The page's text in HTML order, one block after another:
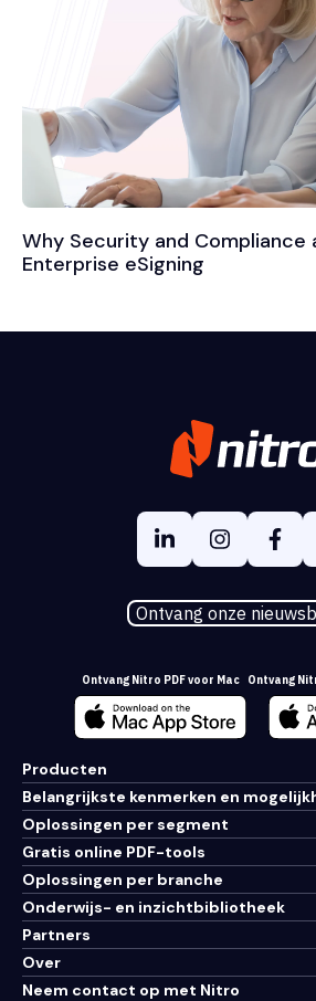
Why Security and Compliance
Enterprise eSigning
Ontvang onze
Ontvang Nitro PDF voor Mac Ontvang
Producten
Belangrijkste kenmerken en
Oplossingen per segment
Gratis online PDF-tools
Oplossingen per branche
Onderwijs- en inzichtbibliotheek
Partners
Over
Neem contact op met Nitro